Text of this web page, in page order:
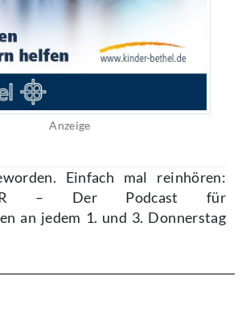
Anzeige
Einfach mal reinhören:
– Der Podcast für
an jedem 1. und 3. Donnerstag